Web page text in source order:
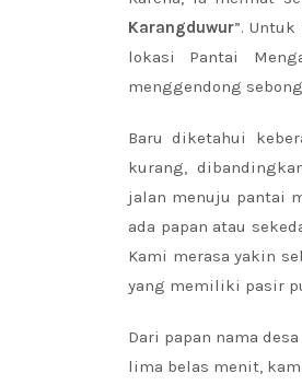
Karangduwur”.
lokasi Pantai
menggendong
Baru diketahui
kurang,
jalan menuju pantai
ada papan atau
Kami merasa yakin
yang memiliki pasir
Dari papan nama
lima belas menit,